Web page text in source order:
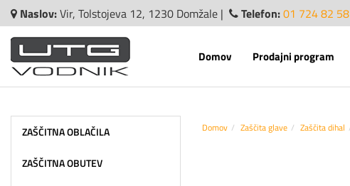
Naslov:Vir, Tolstojeva 12, 1230 Domžale | Telefon:01 724 82 58
Domov Prodajni program
ZAŠČITNA OBLAČILA
ZAŠČITNA OBUTEV
Domov Zaščita glave Zaščita dihal